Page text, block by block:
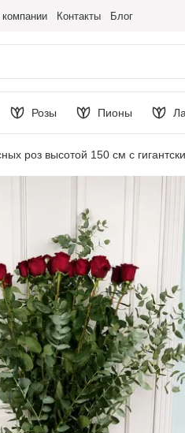
Контакты Блог
Розы Пионы
роз высотой 150 см с